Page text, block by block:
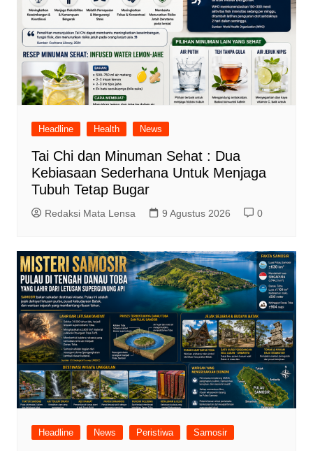
Headline Health News
Tai Chi dan Minuman Sehat : Dua
Kebiasaan Sederhana Untuk Menjaga
Tubuh Tetap Bugar
Redaksi Mata Lensa 9 Agustus 2026 0
Headline News Peristiwa Samosir